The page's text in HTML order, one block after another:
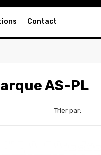
250DT D'ACHATS
Contact
AS-PL
Trier par: